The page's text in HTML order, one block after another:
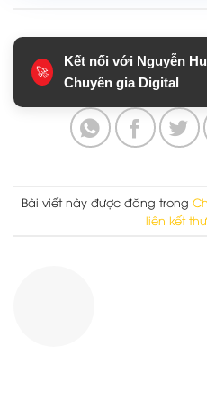
🚀
Kết nối với Nguyễn
Chuyên gia Digital
Bài viết này được đăng trong
liên kết